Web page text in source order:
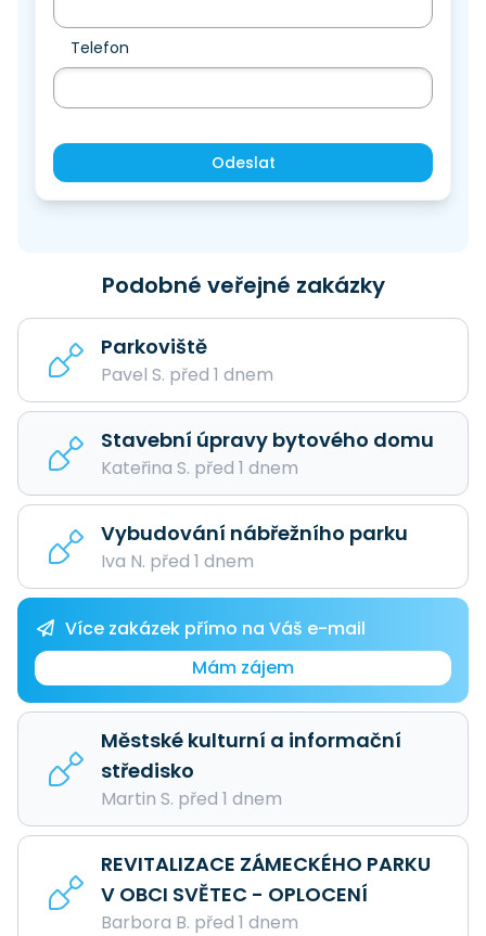
Telefon
Odeslat
Podobné veřejné zakázky
Parkoviště
Pavel S. před 1 dnem
Stavební úpravy bytového domu
Kateřina S. před 1 dnem
Vybudování nábřežního parku
Iva N. před 1 dnem
Více zakázek přímo na Váš e-mail
Mám zájem
Městské kulturní a informační
středisko
Martin S. před 1 dnem
REVITALIZACE ZÁMECKÉHO PARKU
V OBCI SVĚTEC - OPLOCENÍ
Barbora B. před 1 dnem